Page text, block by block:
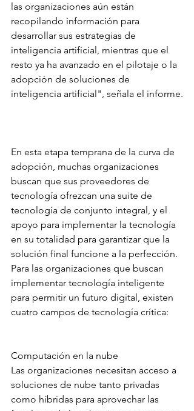
las organizaciones aún están
recopilando información para
desarrollar sus estrategias de
inteligencia artificial, mientras que el
resto ya ha avanzado en el pilotaje o la
adopción de soluciones de
inteligencia artificial", señala el informe.
En esta etapa temprana de la curva de
adopción, muchas organizaciones
buscan que sus proveedores de
tecnología ofrezcan una suite de
tecnología de conjunto integral, y el
apoyo para implementar la tecnología
en su totalidad para garantizar que la
solución final funcione a la perfección.
Para las organizaciones que buscan
implementar tecnología inteligente
para permitir un futuro digital, existen
cuatro campos de tecnología crítica:
Computación en la nube
Las organizaciones necesitan acceso a
soluciones de nube tanto privadas
como híbridas para aprovechar las